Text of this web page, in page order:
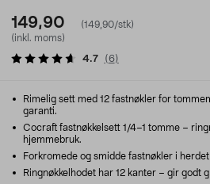
149,90
(149,90/stk)
(inkl. moms)
4.7 (6)
Rimelig sett med 12 fastnøkler for
garanti.
Cocraft fastnøkkelsett 1/4–1 tomme –
hjemmebruk.
Forkromede og smidde fastnøkler i
Ringnøkkelhodet har 12 kanter – gir godt